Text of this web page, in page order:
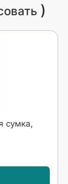
)
сумка,